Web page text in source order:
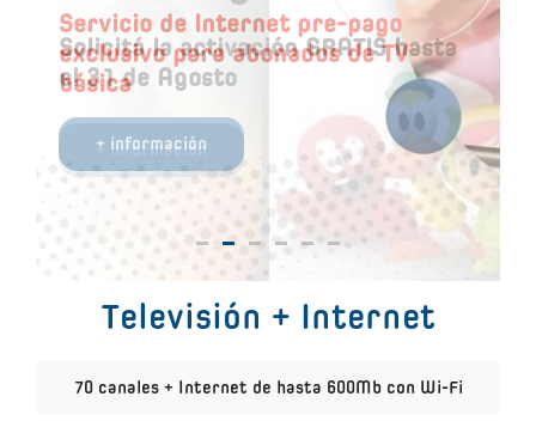
Solicitá la activación GRATIS hasta
el 31 de Agosto
+ información
Servicio de Internet pre-pago
exclusivo para abonados de TV
básica
+ información
Conocé los detalles de este nuevo
servicio
conocé las direcciones y horarios
tu necesidad
Televisión + Internet
70 canales + Internet de hasta 600Mb con Wi-Fi